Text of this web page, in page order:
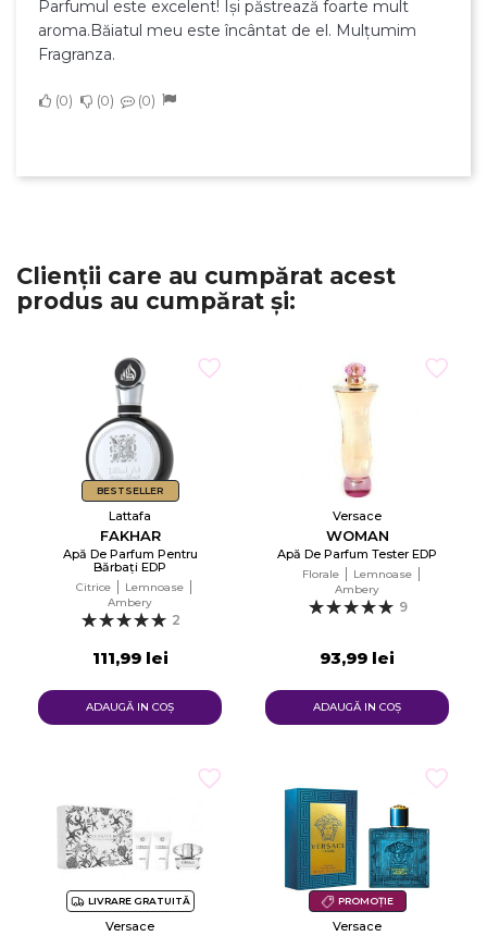
Parfumul este excelent! Își păstrează foarte mult
aroma.Băiatul meu este încântat de el. Mulțumim
Fragranza.
0 0 0
Clienții care au cumpărat acest
produs au cumpărat și:
BESTSELLER
Lattafa
FAKHAR
Apă De Parfum Pentru
Bărbați EDP
Citrice
Lemnoase
Ambery
2
111,99 lei
ADAUGĂ IN COŞ
Versace
WOMAN
Apă De Parfum Tester EDP
Florale
Lemnoase
Ambery
9
93,99 lei
ADAUGĂ IN COŞ
LIVRARE GRATUITĂ
Versace
PROMOȚIE
Versace
Creeaza o lista de dorinte
Numele listei de dorinte